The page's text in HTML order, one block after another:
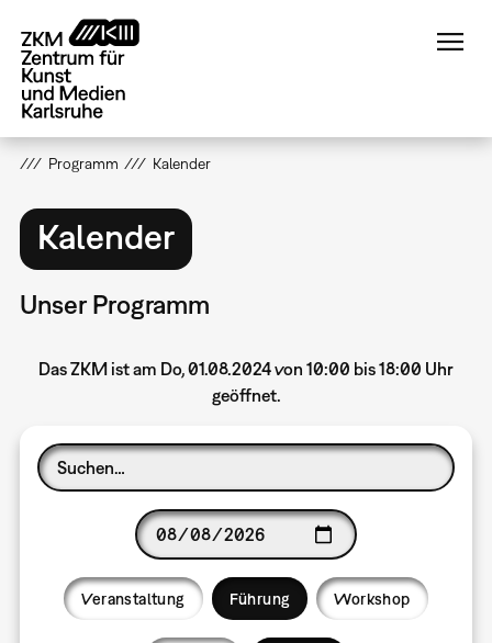
zum
Inhalt
Programm Kalender
Kalender
Unser Programm
Das ZKM ist am Do, 01.08.2024 von 10:00 bis 18:00 Uhr
geöffnet.
Veranstaltung Führung Workshop